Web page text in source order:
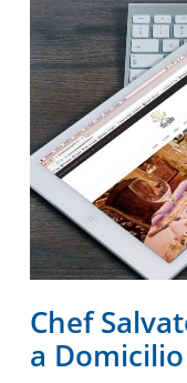
Chef
a Domicilio